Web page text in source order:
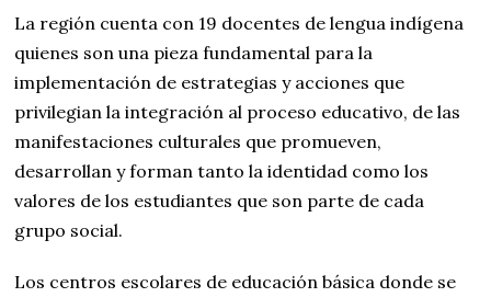
La región cuenta con 19 docentes de lengua indígena
quienes son una pieza fundamental para la
implementación de estrategias y acciones que
privilegian la integración al proceso educativo, de las
manifestaciones culturales que promueven,
desarrollan y forman tanto la identidad como los
valores de los estudiantes que son parte de cada
grupo social.
Los centros escolares de educación básica donde se